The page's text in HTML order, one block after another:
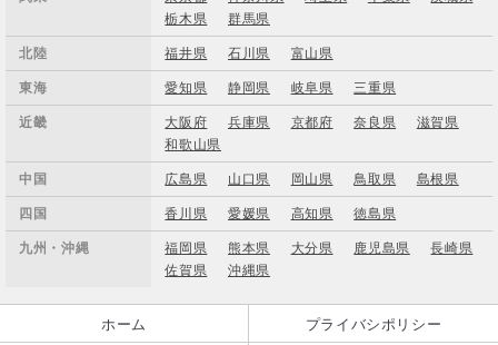
栃木県
群馬県
北陸 福井県 石川県 富山県
東海 愛知県 静岡県 岐阜県 三重県
近畿 大阪府 兵庫県 京都府 奈良県
滋賀県
和歌山県
中国 広島県 山口県 岡山県 鳥取県 島根県
四国 香川県 愛媛県 高知県 徳島県
九州・沖縄 福岡県 熊本県 大分県 鹿児島県
長崎県
佐賀県
沖縄県
ホーム プライバシポリシー